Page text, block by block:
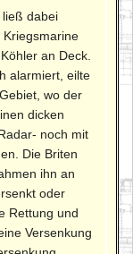
dabei
an Deck.
alarmiert, eilte
wo der
dicken
noch mit
Die Briten
ihn an
oder
Rettung und
Versenkung